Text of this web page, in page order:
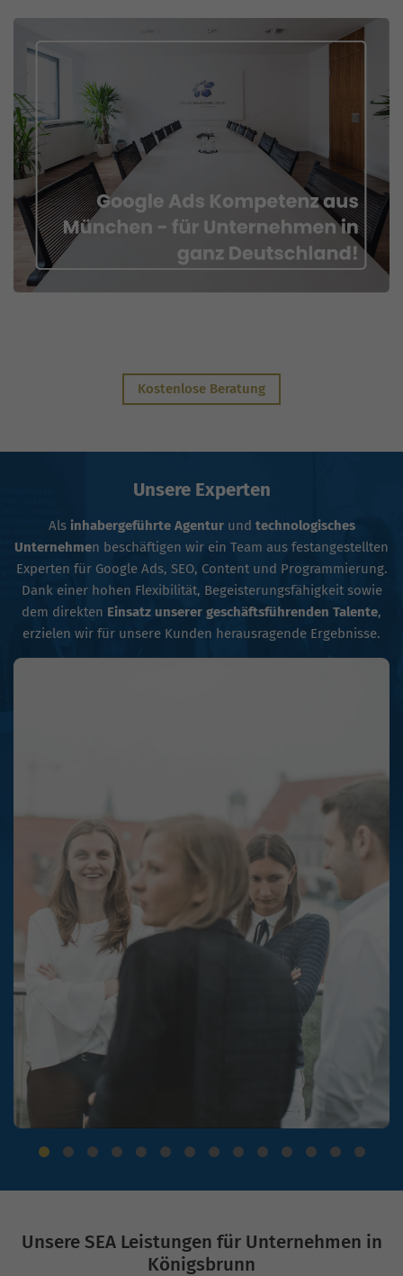
Kostenlose Beratung
Unsere Experten
Alsinhabergeführte Agenturund technologisches
Unternehmen beschäftigen wir ein Team aus festangestellten
Experten für Google Ads, SEO, Content und Programmierung.
Dank einer hohen Flexibilität, Begeisterungsfähigkeit sowie
dem direkten Einsatz unserer geschäftsführenden Talente,
erzielen wir für unsere Kunden herausragende Ergebnisse.
Unsere SEA Leistungen für Unternehmen in
Königsbrunn